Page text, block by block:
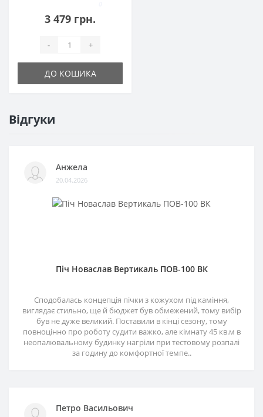
3 479 грн.
- +
ДО КОШИКА
Відгуки
Анжела
20.04.2026
Піч Новаслав Вертикаль ПОВ-100 ВК
Сподобалась концепція пічки з кожухом під каміння,
виглядає стильно, ще й бюджет був обмежений, тому вибір
був не дуже великий. Поставили в кінці сезону, тому
повноцінно про роботу судити важко, але кімнату 45 кв.м в
неопалювальному будинку нагріли при тестовому розпалі
за годину до комфортної темпе..
Петро Васильович